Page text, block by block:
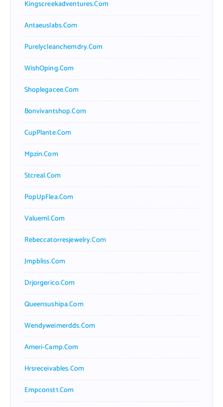
Kingscreekadventures.com
Antaeuslabs.com
Purelycleanchemdry.com
WishOping.com
Shoplegacee.com
Bonvivantshop.com
CupPlante.com
Mpzin.com
Stcreal.com
PopUpFlea.com
Valueml.com
Rebeccatorresjewelry.com
Jmpbliss.com
Drjorgerico.com
Queensushipa.com
Wendyweimerdds.com
Ameri-Camp.com
Hrsreceivables.com
Empconst1.com